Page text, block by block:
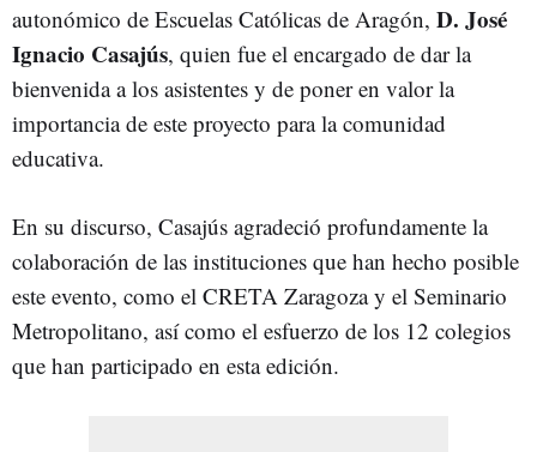
autonómico de Escuelas Católicas de Aragón, D. José
Ignacio Casajús, quien fue el encargado de dar la
bienvenida a los asistentes y de poner en valor la
importancia de este proyecto para la comunidad
educativa.
En su discurso, Casajús agradeció profundamente la
colaboración de las instituciones que han hecho posible
este evento, como el CRETA Zaragoza y el Seminario
Metropolitano, así como el esfuerzo de los 12 colegios
que han participado en esta edición.